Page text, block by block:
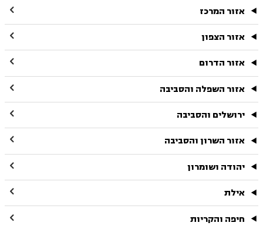
אזור המרכז 
אזור הצפון 
אזור הדרום 
אזור השפלה והסביבה 
ירושלים והסביבה 
אזור השרון והסביבה 
יהודה ושומרון 
אילת 
חיפה והקריות 